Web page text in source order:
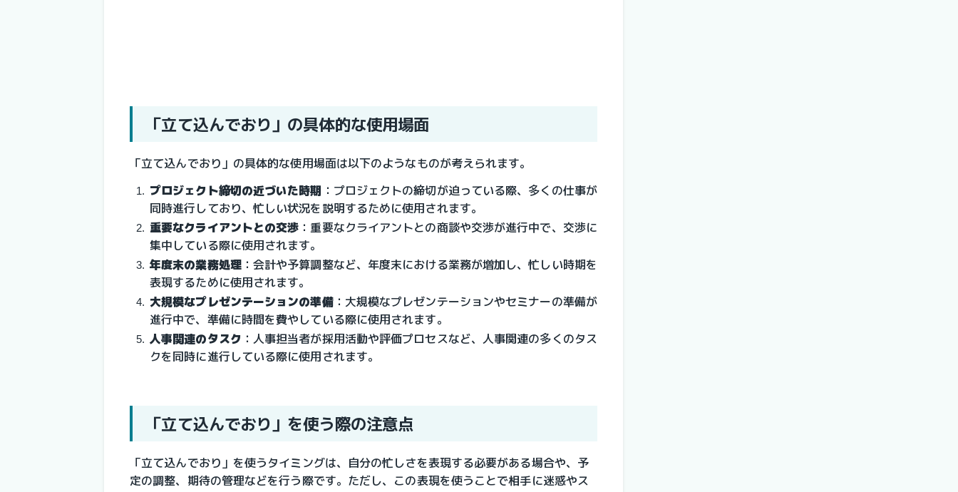
「立て込んでおり」の具体的な使用場面
「立て込んでおり」の具体的な使用場面は以下のようなものが考えられます。
プロジェクト締切の近づいた時期 ：プロジェクトの締切が迫っている際、多くの仕事が
同時進行しており、忙しい状況を説明するために使用されます。
重要なクライアントとの交渉 ： 重要なクライアントとの商談や交渉が進行中で、交渉に
集中している際に使用されます。
年度末の業務処理： 会計や予算調整など、年度末における業務が増加し、忙しい時期を
表現するために使用されます。
大規模なプレゼンテーションの準備： 大規模なプレゼンテーションやセミナーの準備が
進行中で、準備に時間を費やしている際に使用されます。
人事関連のタスク ： 人事担当者が採用活動や評価プロセスなど、人事関連の多くのタス
クを同時に進行している際に使用されます。
「立て込んでおり」を使う際の注意点
「立て込んでおり」を使うタイミングは、自分の忙しさを表現する必要がある場合や、予
定の調整、期待の管理などを行う際です。ただし、この表現を使うことで相手に迷惑やス